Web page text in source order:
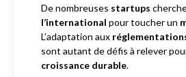
De nombreuses startups
l’international pour toucher un
L’adaptation aux
sont autant de défis à relever
croissance durable.